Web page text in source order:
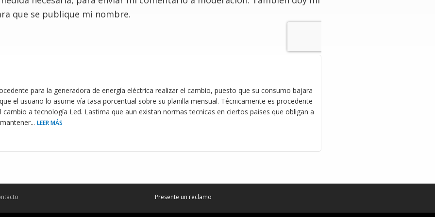
que se publique mi nombre.
para la generadora de energía eléctrica realizar el cambio, puesto que su consumo bajara
el usuario lo asume vía tasa porcentual sobre su planilla mensual. Técnicamente es procedente
cambio a tecnología Led. Lastima que aun existan normas tecnicas en ciertos paises que obligan a
... LEER MÁS
Presente un reclamo